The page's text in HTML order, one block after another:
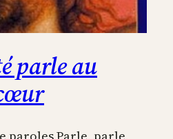
parle au